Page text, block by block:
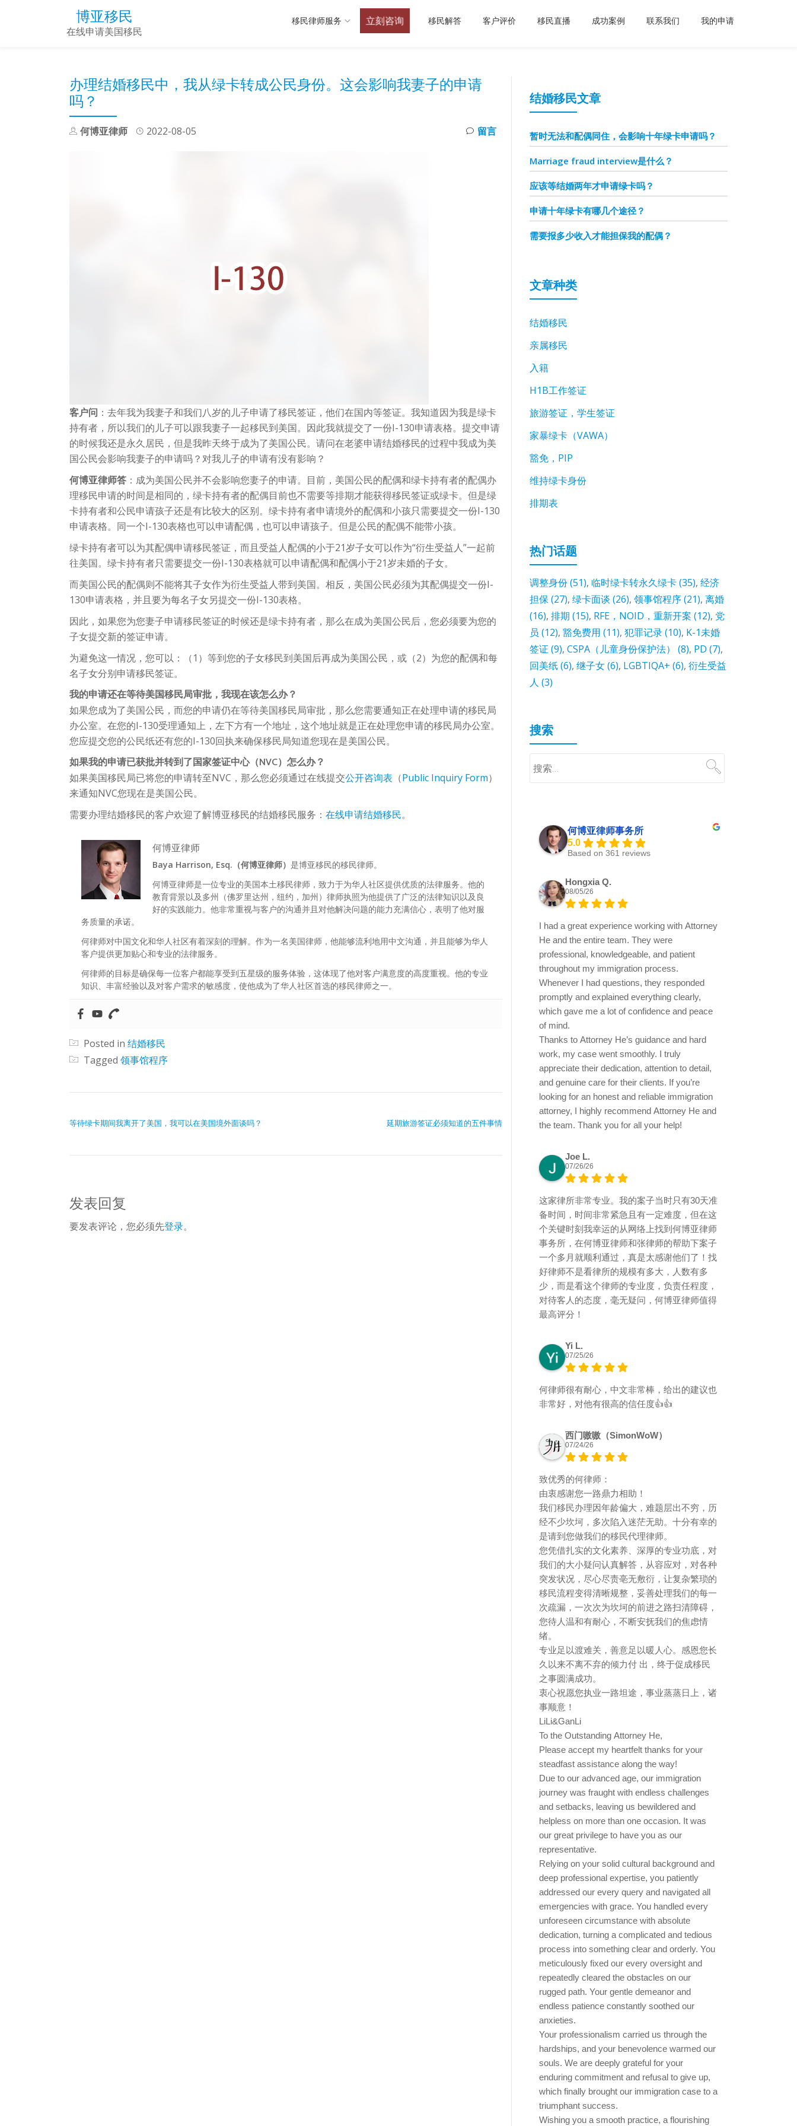
博亚移民
在线申请美国移民
移民律师服务 立刻咨询 移民解答 客户评价 移民直播 成功案例 联系我们 我的申请
办理结婚移民中，我从绿卡转成公民身份。这会影响我妻子的申请
吗？
何博亚律师 2022-08-05 留言
客户问 ：去年我为我妻子和我们八岁的儿子申请了移民签证，他们在国内等签证。我知道因为我是绿卡
持有者，所以我们的儿子可以跟我妻子一起移民到美国。因此我就提交了一份I-130申请表格。提交申请
的时候我还是永久居民，但是我昨天终于成为了美国公民。请问在老婆申请结婚移民的过程中我成为美
国公民会影响我妻子的申请吗？对我儿子的申请有没有影响？
何博亚律师答 ：成为美国公民并不会影响您妻子的申请。目前，美国公民的配偶和绿卡持有者的配偶办
理移民申请的时间是相同的，绿卡持有者的配偶目前也不需要等排期才能获得移民签证或绿卡。但是绿
卡持有者和公民申请孩子还是有比较大的区别。绿卡持有者申请境外的配偶和小孩只需要提交一份I-130
申请表格。同一个I-130表格也可以申请配偶，也可以申请孩子。但是公民的配偶不能带小孩。
绿卡持有者可以为其配偶申请移民签证，而且受益人配偶的小于21岁子女可以作为“衍生受益人”一起前
往美国。绿卡持有者只需要提交一份I-130表格就可以申请配偶和配偶小于21岁未婚的子女。
而美国公民的配偶则不能将其子女作为衍生受益人带到美国。相反，美国公民必须为其配偶提交一份I-
130申请表格，并且要为每名子女另提交一份I-130表格。
因此，如果您为您妻子申请移民签证的时候还是绿卡持有者，那么在成为美国公民后，您必须要为您的
子女提交新的签证申请。
为避免这一情况，您可以：（1）等到您的子女移民到美国后再成为美国公民，或（2）为您的配偶和每
名子女分别申请移民签证。
我的申请还在等待美国移民局审批，我现在该怎么办？
如果您成为了美国公民，而您的申请仍在等待美国移民局审批，那么您需要通知正在处理申请的移民局
办公室。在您的I-130受理通知上，左下方有一个地址，这个地址就是正在处理您申请的移民局办公室。
您应提交您的公民纸还有您的I-130回执来确保移民局知道您现在是美国公民。
如果我的申请已获批并转到了国家签证中心（NVC）怎么办？
如果美国移民局已将您的申请转至NVC，那么您必须通过在线提交公开咨询表 （Public Inquiry Form）
来通知NVC您现在是美国公民。
需要办理结婚移民的客户欢迎了解博亚移民的结婚移民服务： 在线申请结婚移民。
何博亚律师
Baya Harrison, Esq.（何博亚律师） 是博亚移民的移民律师。
何博亚律师是一位专业的美国本土移民律师，致力于为华人社区提供优质的法律服务。他的
教育背景以及多州（佛罗里达州，纽约，加州）律师执照为他提供了广泛的法律知识以及良
好的实践能力。他非常重视与客户的沟通并且对他解决问题的能力充满信心，表明了他对服
务质量的承诺。
何律师对中国文化和华人社区有着深刻的理解。作为一名美国律师，他能够流利地用中文沟通，并且能够为华人
客户提供更加贴心和专业的法律服务。
何律师的目标是确保每一位客户都能享受到五星级的服务体验，这体现了他对客户满意度的高度重视。他的专业
知识、丰富经验以及对客户需求的敏感度，使他成为了华人社区首选的移民律师之一。
Posted in 结婚移民
Tagged 领事馆程序
等待绿卡期间我离开了美国，我可以在美国境外面谈吗？ 延期旅游签证必须知道的五件事情
发表回复
要发表评论，您必须先登录。
结婚移民文章
暂时无法和配偶同住，会影响十年绿卡申请吗？
Marriage fraud interview是什么？
应该等结婚两年才申请绿卡吗？
申请十年绿卡有哪几个途径？
需要报多少收入才能担保我的配偶？
文章种类
结婚移民
亲属移民
入籍
H1B工作签证
旅游签证，学生签证
家暴绿卡（VAWA）
豁免，PIP
维持绿卡身份
排期表
热门话题
调整身份(51), 临时绿卡转永久绿卡(35), 经济
担保(27), 绿卡面谈 (26), 领事馆程序(21), 离婚
(16), 排期 (15), RFE，NOID，重新开案 (12), 党
员 (12), 豁免费用 (11), 犯罪记录(10), K-1未婚
签证 (9), CSPA（儿童身份保护法） (8), PD (7),
回美纸(6), 继子女(6), LGBTIQA+ (6), 衍生受益
人 (3)
搜索
何博亚律师事务所
5.0
Based on 361 reviews
Hongxia Q.
08/05/26
I had a great experience working with Attorney
He and the entire team. They were
professional, knowledgeable, and patient
throughout my immigration process.
Whenever I had questions, they responded
promptly and explained everything clearly,
which gave me a lot of confidence and peace
of mind.
Thanks to Attorney He’s guidance and hard
work, my case went smoothly. I truly
appreciate their dedication, attention to detail,
and genuine care for their clients. If you’re
looking for an honest and reliable immigration
attorney, I highly recommend Attorney He and
the team. Thank you for all your help!
Joe L.
07/26/26
这家律所非常专业。我的案子当时只有30天准
备时间，时间非常紧急且有一定难度，但在这
个关键时刻我幸运的从网络上找到何博亚律师
事务所，在何博亚律师和张律师的帮助下案子
一个多月就顺利通过，真是太感谢他们了！找
好律师不是看律所的规模有多大，人数有多
少，而是看这个律师的专业度，负责任程度，
对待客人的态度，毫无疑问，何博亚律师值得
最高评分！
Yi L.
07/25/26
何律师很有耐心，中文非常棒，给出的建议也
非常好，对他有很高的信任度👍👍
西门嗷嗷（SimonWoW）
07/24/26
致优秀的何律师：
由衷感谢您一路鼎力相助！
我们移民办理因年龄偏大，难题层出不穷，历
经不少坎坷，多次陷入迷茫无助。十分有幸的
是请到您做我们的移民代理律师。
您凭借扎实的文化素养、深厚的专业功底，对
我们的大小疑问认真解答，从容应对，对各种
突发状况，尽心尽责亳无敷衍，让复杂繁琐的
移民流程变得清晰规整，妥善处理我们的每一
次疏漏，一次次为坎坷的前进之路扫清障碍，
您待人温和有耐心，不断安抚我们的焦虑情
绪。
专业足以渡难关，善意足以暖人心。感恩您长
久以来不离不弃的倾力付 出，终于促成移民
之事圆满成功。
衷心祝愿您执业一路坦途，事业蒸蒸日上，诸
事顺意！
LiLi&GanLi
To the Outstanding Attorney He,
Please accept my heartfelt thanks for your
steadfast assistance along the way!
Due to our advanced age, our immigration
journey was fraught with endless challenges
and setbacks, leaving us bewildered and
helpless on more than one occasion. It was
our great privilege to have you as our
representative.
Relying on your solid cultural background and
deep professional expertise, you patiently
addressed our every query and navigated all
emergencies with grace. You handled every
unforeseen circumstance with absolute
dedication, turning a complicated and tedious
process into something clear and orderly. You
meticulously fixed our every oversight and
repeatedly cleared the obstacles on our
rugged path. Your gentle demeanor and
endless patience constantly soothed our
anxieties.
Your professionalism carried us through the
hardships, and your benevolence warmed our
souls. We are deeply grateful for your
enduring commitment and refusal to give up,
which finally brought our immigration case to a
triumphant success.
Wishing you a smooth practice, a flourishing